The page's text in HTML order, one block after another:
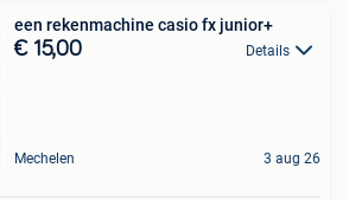
een rekenmachine casio fx junior+
€ 15,00 Details
Mechelen 3 aug 26